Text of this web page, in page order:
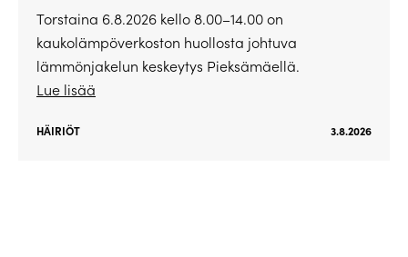
Torstaina 6.8.2026 kello 8.00–14.00 on
kaukolämpöverkoston huollosta johtuva
lämmönjakelun keskeytys Pieksämäellä.
Lue lisää
HÄIRIÖT 3.8.2026